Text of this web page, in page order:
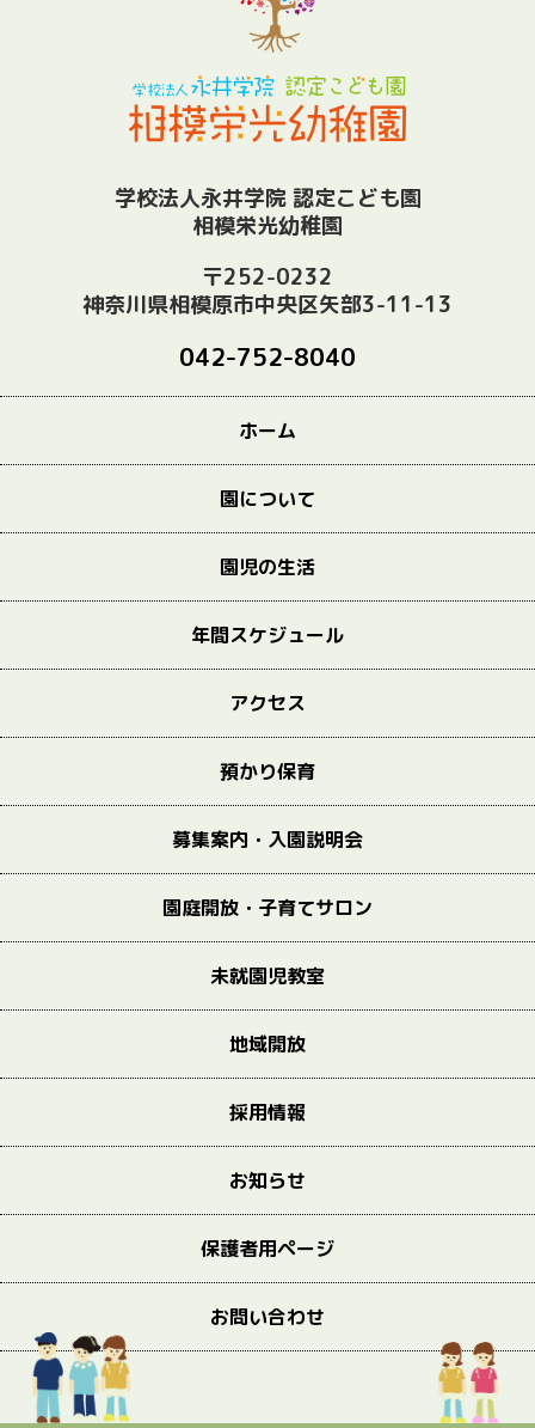
学校法人永井学院 認定こども園
相模栄光幼稚園
〒252-0232
神奈川県相模原市中央区矢部3-11-13
042-752-8040
ホーム
園について
園児の生活
年間スケジュール
アクセス
預かり保育
募集案内・入園説明会
園庭開放・子育てサロン
未就園児教室
地域開放
採用情報
お知らせ
保護者用ページ
お問い合わせ